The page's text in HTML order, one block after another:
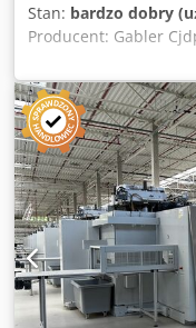
Stan: bardzo dobry
Producent: Gabler
Rok produkcji: 2006
magazynowy: 00006
Głębokość tłoczenia:
835 mm Maks. liczba
formy: 350 kN Maks.
moc grzałki dolnej:
bar Zasilanie: 230V
138,66 kW
(Dł x Sz x Wys)
Wszystkie dane
Wszystkie
wcześniejszej